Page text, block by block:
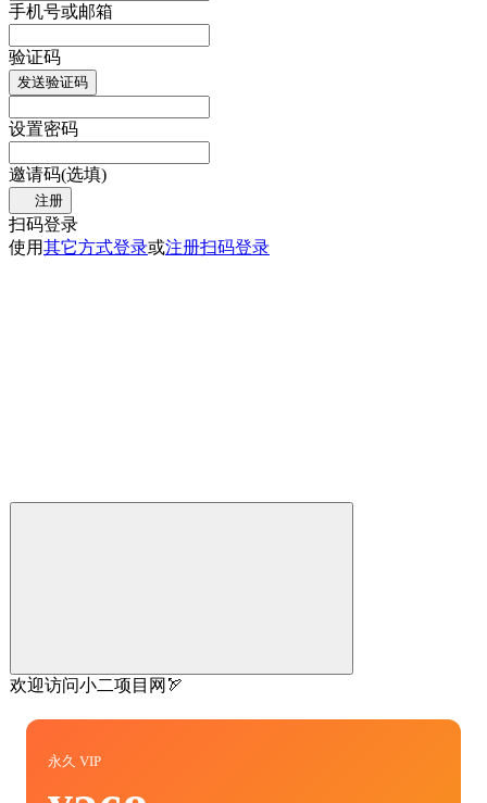
手机号或邮箱
验证码
发送验证码
设置密码
邀请码(选填)
注册
扫码登录
使用其它方式登录或注册扫码登录
欢迎访问小二项目网🏹
永久 VIP